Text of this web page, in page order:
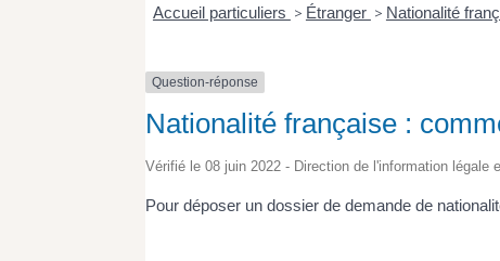
Accueil particuliers > Étranger > Nationalité
Question-réponse
Nationalité française :
Vérifié le 08 juin 2022 - Direction de l'information légale
Pour déposer un dossier de demande de